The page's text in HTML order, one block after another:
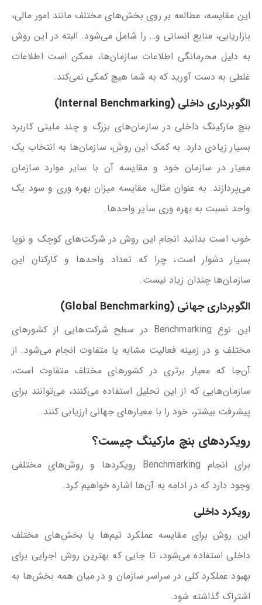
این مقایسه، مطالعه بر روی بخش‌های مختلف مانند امور مالی،
بازاریابی، منابع انسانی و… را شامل می‌شود. البته در این روش
به دلیل محرمانگی اطلاعات سازمان‌ها، ممکن است اطلاعات
غلطی به دست آورید که به شما هیچ کمکی نمی‌کند.
الگوبرداری داخلی (Internal Benchmarking)
بنچ مارکینگ داخلی در سازمان‌های بزرگ و چند ملیتی کاربرد
بسیار زیادی دارد. به کمک این روش، سازمان‌ها به انتخاب یک
معیار در سازمان خود و مقایسه آن با سایر موارد سازمان
می‌پردازند. به عنوان مثال، مقایسه میزان بهره وری و سود یک
واحد نسبت به بهره وری سایر واحدها.
خوب است بدانید انجام این روش در شرکت‌های کوچک و نوپا
بسیار دشوار است، چرا که تعداد واحدها و کارکنان این
سازمان‌ها چندان زیاد نیست.
الگوبرداری جهانی (Global Benchmarking)
این نوع Benchmarking در سطح شرکت‌هایی از کشورهای
مختلف و در زمینه فعالیت مشابه یا متفاوت انجام می‌شود. از
آن‌جا که معیار برتری در کشورهای مختلف متفاوت است،
سازمان‌هایی که از این تحلیل استفاده می‌کنند، می‌توانند برای
پیشرفت بیشتر، خود را با معیارهای جهانی ارزیابی کنند.
رویکردهای بنچ مارکینگ چیست؟
برای انجام Benchmarking رویکردها و روش‌های مختلفی
وجود دارد که در ادامه به آن‌ها اشاره خواهیم کرد.
رویکرد داخلی
این روش برای مقایسه عملکرد تیم‌ها یا بخش‌های مختلف
داخلی استفاده می‌شود، تا جایی که بهترین روش اجرایی برای
بهبود عملکرد کلی در سراسر سازمان و در میان همه بخش‌ها به
اشتراک گذاشته شود.